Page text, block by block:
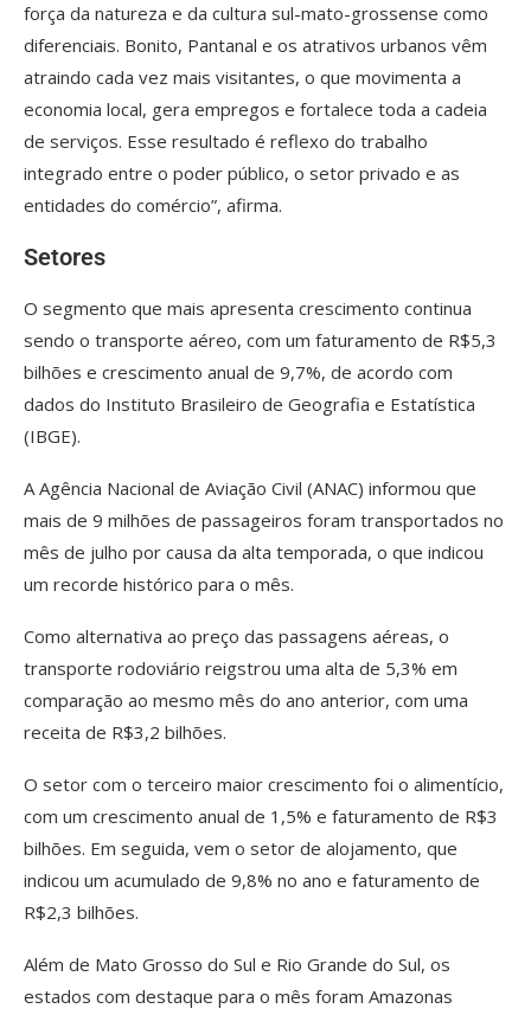
força da natureza e da cultura sul-mato-grossense como
diferenciais. Bonito, Pantanal e os atrativos urbanos vêm
atraindo cada vez mais visitantes, o que movimenta a
economia local, gera empregos e fortalece toda a cadeia
de serviços. Esse resultado é reflexo do trabalho
integrado entre o poder público, o setor privado e as
entidades do comércio”, afirma.
Setores
O segmento que mais apresenta crescimento continua
sendo o transporte aéreo, com um faturamento de R$5,3
bilhões e crescimento anual de 9,7%, de acordo com
dados do Instituto Brasileiro de Geografia e Estatística
(IBGE).
A Agência Nacional de Aviação Civil (ANAC) informou que
mais de 9 milhões de passageiros foram transportados no
mês de julho por causa da alta temporada, o que indicou
um recorde histórico para o mês.
Como alternativa ao preço das passagens aéreas, o
transporte rodoviário reigstrou uma alta de 5,3% em
comparação ao mesmo mês do ano anterior, com uma
receita de R$3,2 bilhões.
O setor com o terceiro maior crescimento foi o alimentício,
com um crescimento anual de 1,5% e faturamento de R$3
bilhões. Em seguida, vem o setor de alojamento, que
indicou um acumulado de 9,8% no ano e faturamento de
R$2,3 bilhões.
Além de Mato Grosso do Sul e Rio Grande do Sul, os
estados com destaque para o mês foram Amazonas